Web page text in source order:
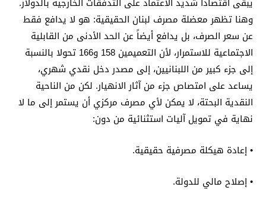
وهنا تظهر معضلة مصرف لبنان الحقيقية: هو لا يدافع فقط
عن سعر الصرف، بل يدافع أيضاً عن الحد الأدنى من القابلية
الاجتماعية للاستمرار، لأن التعميمين 158 و166 تحولا بالنسبة
إلى جزء كبير من اللبنانيين، إلى مصدر دخل نقدي شهري،
يساعد على امتصاص جزء من آثار الانهيار. لكن من الناحية
النقدية البحتة، لا يمكن لأي مصرف مركزي أن يستمر إلى ما لا
نهاية في تمويل آليات استثنائية من دون:
• إعادة هيكلة مصرفية حقيقية.
• إصلاح مالي للدولة.